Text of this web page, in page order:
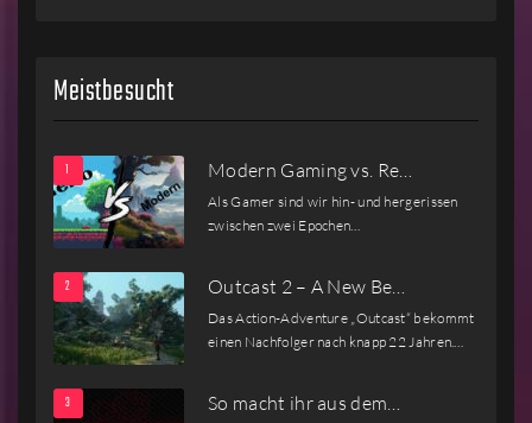
Meistbesucht
Modern Gaming vs. Re…
Als Gamer sind wir hin- und hergerissen
zwischen zwei Epochen…
Outcast 2 – A New Be…
Das Action-Adventure „Outcast“ bekommt
einen Nachfolger nach knapp 22 Jahren.…
So macht ihr aus dem…